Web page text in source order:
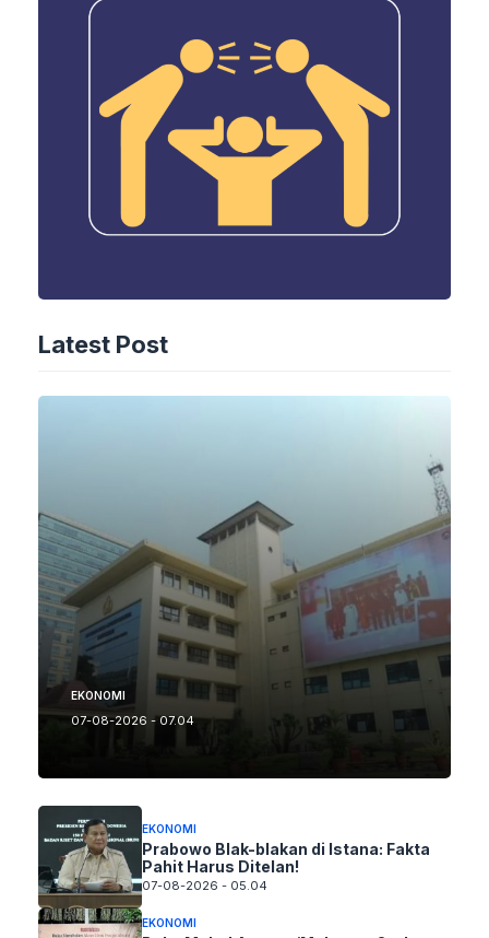
Latest Post
EKONOMI
07-08-2026 - 07.04
EKONOMI
Prabowo Blak-blakan di Istana: Fakta
Pahit Harus Ditelan!
07-08-2026 - 05.04
EKONOMI